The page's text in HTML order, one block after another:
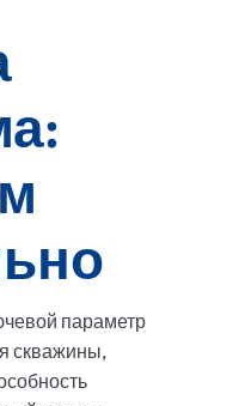
параметр
скважины,